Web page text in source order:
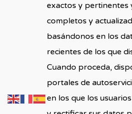
exactos y pertinentes
completos y
basándonos en los
recientes de los que
Cuando proceda,
portales de
en los que los